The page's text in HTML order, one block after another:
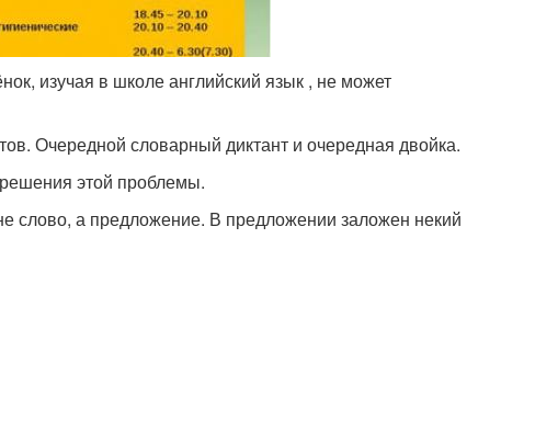
изучая в школе английский язык , не может
Очередной словарный диктант и очередная двойка.
этой проблемы.
слово, а предложение. В предложении заложен некий